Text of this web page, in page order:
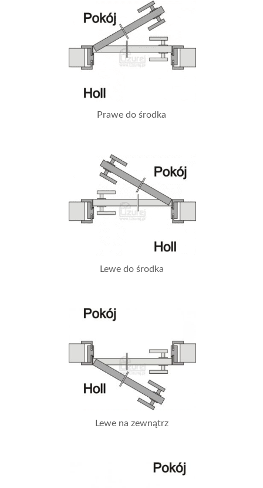
Prawe do środka
Lewe do środka
Lewe na zewnątrz